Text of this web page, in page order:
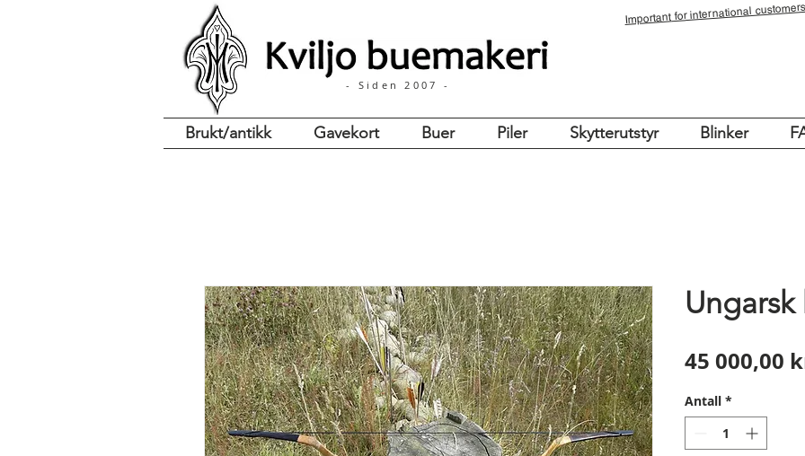
- Siden 2007 -
Importantfor international
Brukt/antikk Gavekort Buer Piler Skytterutstyr Blinker
45 000,00
Antall *